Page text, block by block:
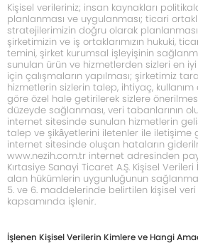
Kişisel verileriniz; insan kaynakları
planlanması ve uygulanması; ticari
stratejilerimizin doğru olarak
şirketimizin ve iş ortaklarımızın hukuki,
temini, şirket kurumsal işleyişinin
sunulan ürün ve hizmetlerden sizleri en
için çalışmaların yapılması; şirketimiz
hizmetlerin sizlerin talep, ihtiyaç, kullanım
göre özel hale getirilerek sizlere
düzeyde sağlanması, veri tabanlarının
internet sitesinde sunulan hizmetlerin
talep ve şikâyetlerini iletenler ile iletişime
internet sitesinde oluşan hataların
www.nezih.com.tr internet adresinden
Kırtasiye Sanayi Ticaret A.Ş. Kişisel
alan hükümlerin uygunluğunun
5. ve 6. maddelerinde belirtilen kişisel
kapsamında işlenir.
İşlenen Kişisel Verilerin Kimlere ve Hangi